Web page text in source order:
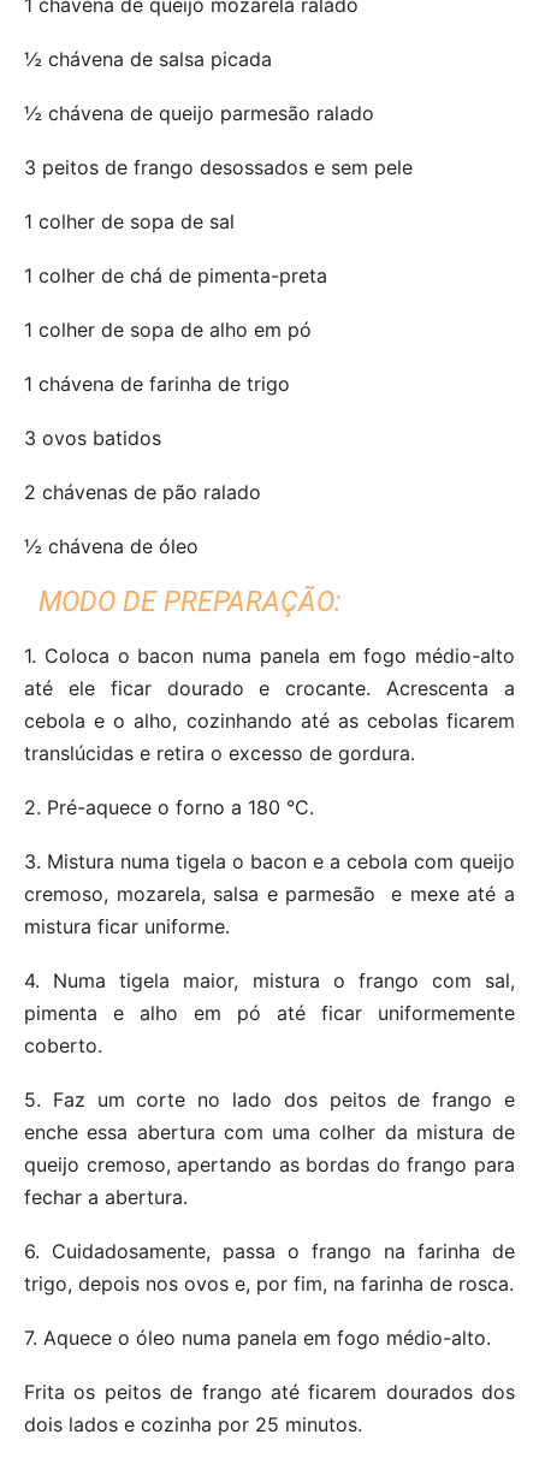
½ chávena de salsa picada
½ chávena de queijo parmesão ralado
3 peitos de frango desossados ​​e sem pele
1 colher de sopa de sal
1 colher de chá de pimenta-preta
1 colher de sopa de alho em pó
1 chávena de farinha de trigo
3 ovos batidos
2 chávenas de pão ralado
½ chávena de óleo
MODO DE PREPARAÇÃO:
1. Coloca o bacon numa panela em fogo médio-alto
até ele ficar dourado e crocante. Acrescenta a
cebola e o alho, cozinhando até as cebolas ficarem
translúcidas e retira o excesso de gordura.
2. Pré-aquece o forno a 180 °C.
3. Mistura numa tigela o bacon e a cebola com queijo
cremoso, mozarela, salsa e parmesão e mexe até a
mistura ficar uniforme.
4. Numa tigela maior, mistura o frango com sal,
pimenta e alho em pó até ficar uniformemente
coberto.
5. Faz um corte no lado dos peitos de frango e
enche essa abertura com uma colher da mistura de
queijo cremoso, apertando as bordas do frango para
fechar a abertura.
6. Cuidadosamente, passa o frango na farinha de
trigo, depois nos ovos e, por fim, na farinha de rosca.
7. Aquece o óleo numa panela em fogo médio-alto.
Frita os peitos de frango até ficarem dourados dos
dois lados e cozinha por 25 minutos.